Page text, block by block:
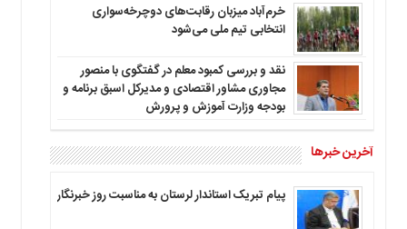
خرم‌آباد میزبان رقابت‌های دوچرخه‌سواری
انتخابی تیم ملی می‌شود
نقد و بررسی کمبود معلم در گفتگوی با منصور
مجاوری مشاور اقتصادی و مدیرکل اسبق برنامه و
بودجه وزارت آموزش و پرورش
آخرین خبرها
پیام تبریک استاندار لرستان به‌ مناسبت روز خبرنگار